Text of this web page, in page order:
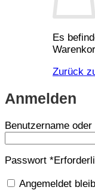
Es
Zurück
Anmelden
Benutzername
Passwort *
Angemeldet